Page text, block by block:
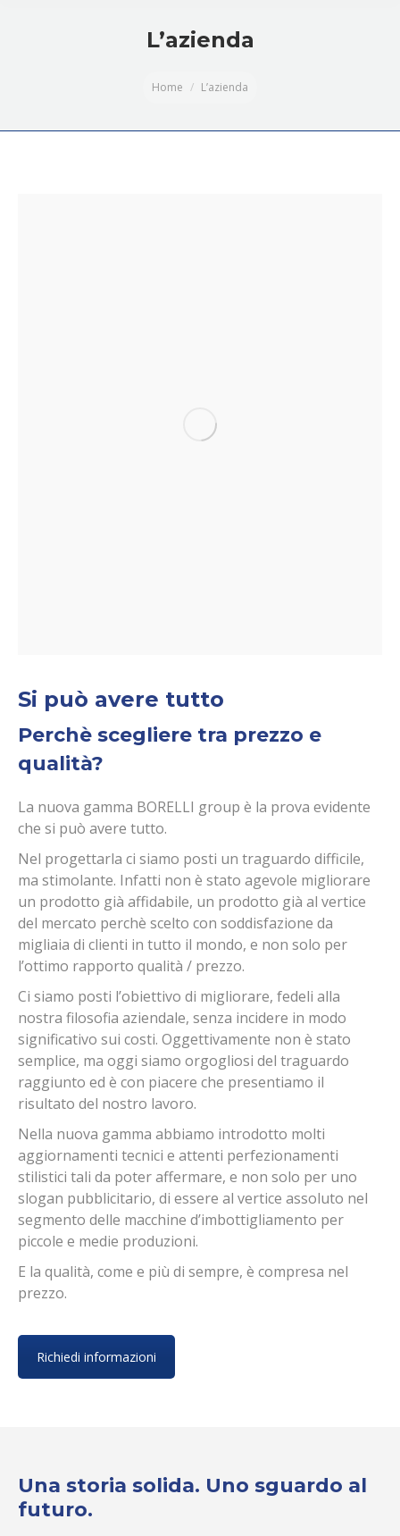
L’azienda
Home L’azienda
Si può avere tutto
Perchè scegliere tra prezzo e
qualità?
La nuova gamma BORELLI group è la prova evidente
che si può avere tutto.
Nel progettarla ci siamo posti un traguardo difficile,
ma stimolante. Infatti non è stato agevole migliorare
un prodotto già affidabile, un prodotto già al vertice
del mercato perchè scelto con soddisfazione da
migliaia di clienti in tutto il mondo, e non solo per
l’ottimo rapporto qualità / prezzo.
Ci siamo posti l’obiettivo di migliorare, fedeli alla
nostra filosofia aziendale, senza incidere in modo
significativo sui costi. Oggettivamente non è stato
semplice, ma oggi siamo orgogliosi del traguardo
raggiunto ed è con piacere che presentiamo il
risultato del nostro lavoro.
Nella nuova gamma abbiamo introdotto molti
aggiornamenti tecnici e attenti perfezionamenti
stilistici tali da poter affermare, e non solo per uno
slogan pubblicitario, di essere al vertice assoluto nel
segmento delle macchine d’imbottigliamento per
piccole e medie produzioni.
E la qualità, come e più di sempre, è compresa nel
prezzo.
Richiedi informazioni
Una storia solida. Uno sguardo al
futuro.